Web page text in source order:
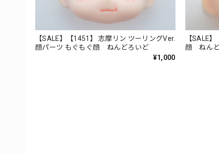
【SALE】【1451】 志摩リン ツーリングVer.
顔パーツ もぐもぐ顔 ねんどろいど
¥1,000
【SALE
顔 ねん